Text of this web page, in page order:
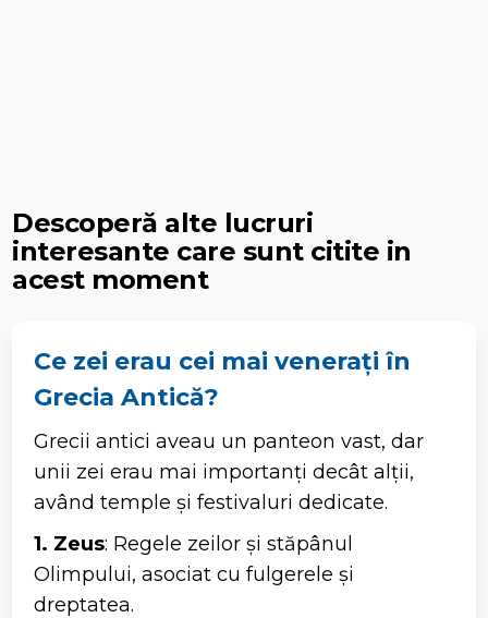
Descoperă alte lucruri
interesante care sunt citite in
acest moment
Ce zei erau cei mai venerați în
Grecia Antică?
Grecii antici aveau un panteon vast, dar
unii zei erau mai importanți decât alții,
având temple și festivaluri dedicate.
1. Zeus: Regele zeilor și stăpânul
Olimpului, asociat cu fulgerele și
dreptatea.